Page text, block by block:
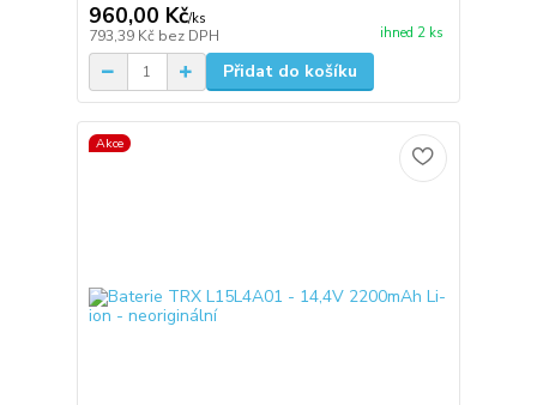
960,00 Kč/ks
793,39 Kč bez DPH ihned 2 ks
Přidat do košíku
Akce